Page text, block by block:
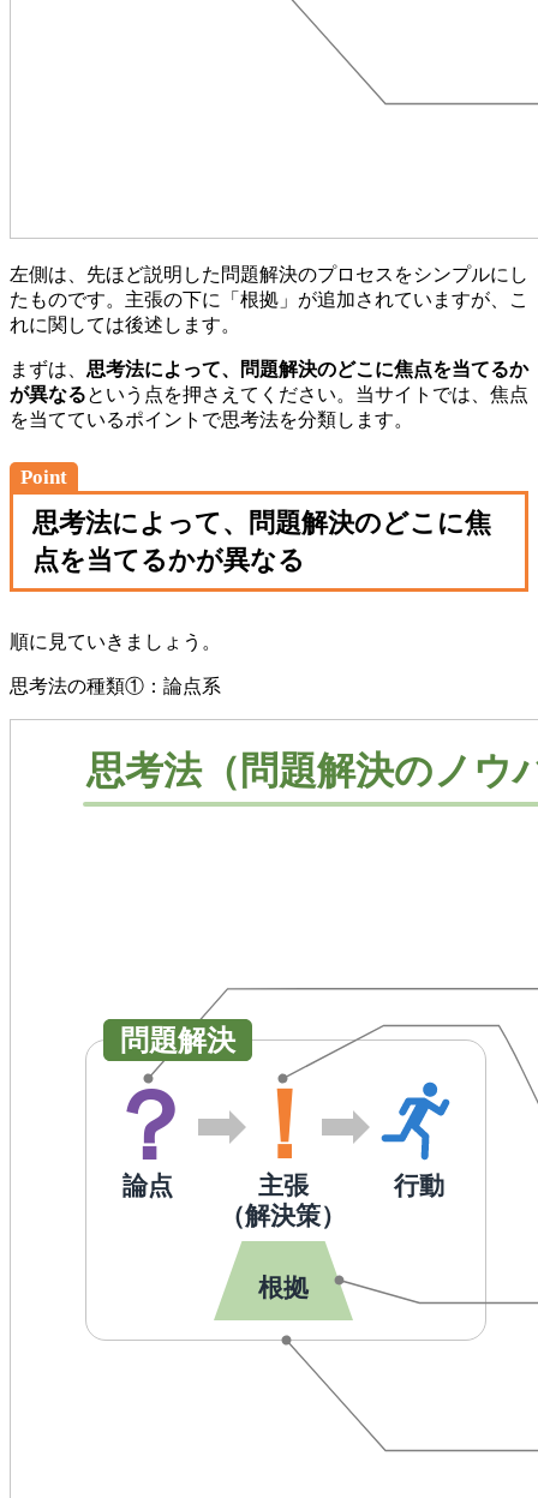
左側は、先ほど説明した問題解決のプロセスをシンプルにし
たものです。主張の下に「根拠」が追加されていますが、こ
れに関しては後述します。
まずは、 思考法によって、問題解決のどこに焦点を当てるか
が異なるという点を押さえてください。当サイトでは、焦点
を当てているポイントで思考法を分類します。
Point
思考法によって、問題解決のどこに焦
点を当てるかが異なる
順に見ていきましょう。
思考法の種類①：論点系